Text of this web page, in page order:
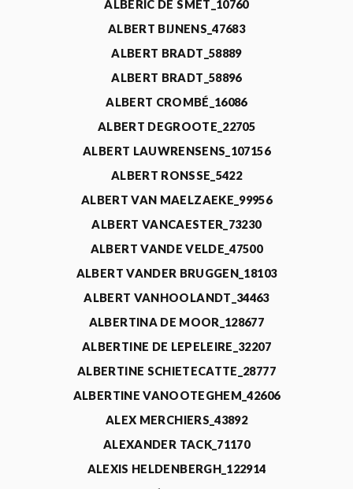
ALBERIC DE SMET_10760
ALBERT BIJNENS_47683
ALBERT BRADT_58889
ALBERT BRADT_58896
ALBERT CROMBÉ_16086
ALBERT DEGROOTE_22705
ALBERT LAUWRENSENS_107156
ALBERT RONSSE_5422
ALBERT VAN MAELZAEKE_99956
ALBERT VANCAESTER_73230
ALBERT VANDE VELDE_47500
ALBERT VANDER BRUGGEN_18103
ALBERT VANHOOLANDT_34463
ALBERTINA DE MOOR_128677
ALBERTINE DE LEPELEIRE_32207
ALBERTINE SCHIETECATTE_28777
ALBERTINE VANOOTEGHEM_42606
ALEX MERCHIERS_43892
ALEXANDER TACK_71170
ALEXIS HELDENBERGH_122914